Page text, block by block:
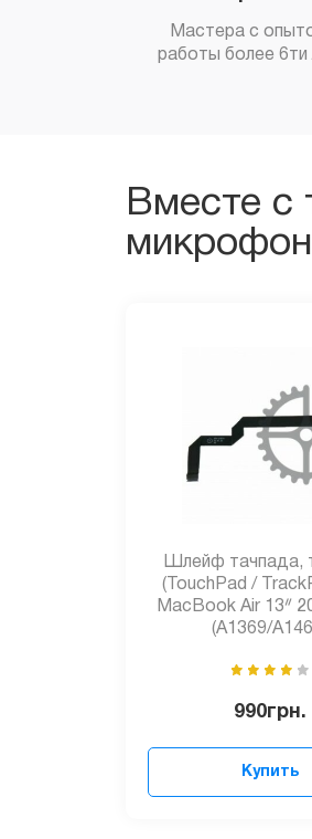
Мастера с
работы более 6ти
Вместе с
Шлейф тачпада,
(TouchPad /
MacBook Air 13ᐥ
(A1369/
990грн.
Купить